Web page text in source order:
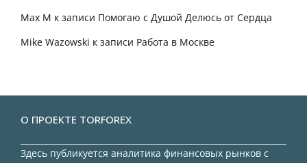
Max M к записи Помогаю с Душой Делюсь от Сердца
Mike Wazowski к записи Работа в Москве
О ПРОЕКТЕ TORFOREX
Здесь публикуется аналитика финансовых рынков с